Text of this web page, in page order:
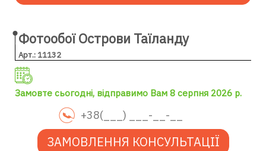
Фотообої Острови Таїланду
Арт.: 11132
Замовте сьогодні, відправимо Вам 8 серпня 2026 р.
ЗАМОВЛЕННЯ КОНСУЛЬТАЦІЇ